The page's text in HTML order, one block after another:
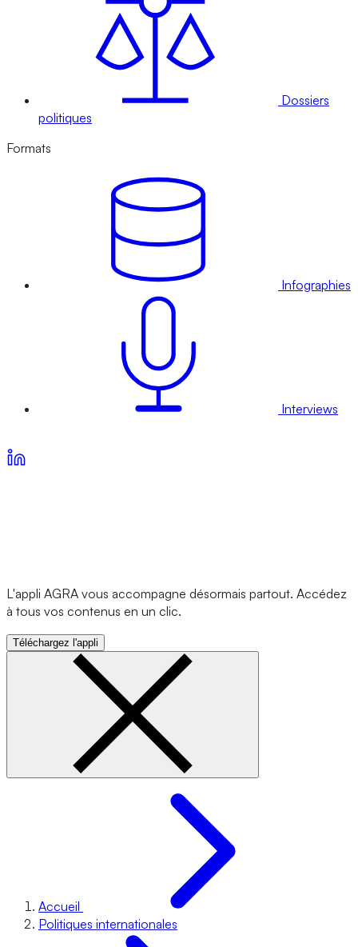
Dossiers
politiques
Formats
Infographies
Interviews
L'appli AGRA vous accompagne désormais partout. Accédez
à tous vos contenus en un clic.
Téléchargez l'appli
Accueil
Politiques internationales